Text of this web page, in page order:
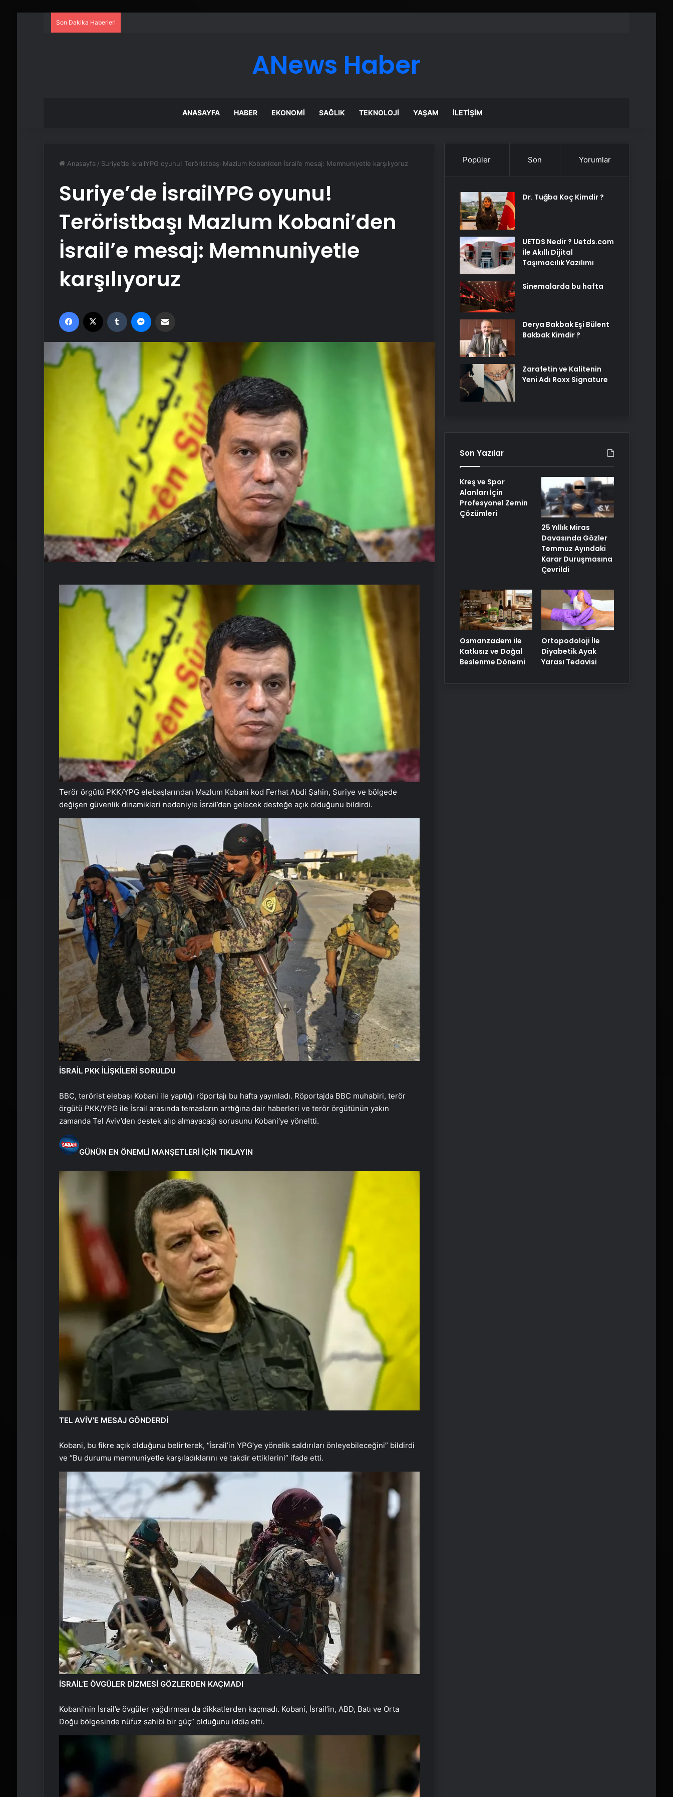
Son Dakika Haberleri
ANews Haber
ANASAYFA HABER EKONOMI SAĞLIK TEKNOLOJI YAŞAM İLETIŞIM
Anasayfa / Suriye’de İsrailYPG oyunu! Teröristbaşı Mazlum Kobani’den İsrail’e mesaj: Memnuniyetle karşılıyoruz
Suriye’de İsrailYPG oyunu!
Teröristbaşı Mazlum Kobani’den
İsrail’e mesaj: Memnuniyetle
karşılıyoruz
Facebook Tumblr
Terör örgütü PKK/YPG elebaşlarından Mazlum Kobani kod Ferhat Abdi Şahin, Suriye ve bölgede
değişen güvenlik dinamikleri nedeniyle İsrail’den gelecek desteğe açık olduğunu bildirdi.
İSRAİL PKK İLİŞKİLERİ SORULDU
BBC, terörist elebaşı Kobani ile yaptığı röportajı bu hafta yayınladı. Röportajda BBC muhabiri, terör
örgütü PKK/YPG ile İsrail arasında temasların arttığına dair haberleri ve terör örgütünün yakın
zamanda Tel Aviv’den destek alıp almayacağı sorusunu Kobani’ye yöneltti.
GÜNÜN EN ÖNEMLİ MANŞETLERİ İÇİN TIKLAYIN
TEL AVİV’E MESAJ GÖNDERDİ
Kobani, bu fikre açık olduğunu belirterek, “İsrail’in YPG’ye yönelik saldırıları önleyebileceğini” bildirdi
ve “Bu durumu memnuniyetle karşıladıklarını ve takdir ettiklerini” ifade etti.
İSRAİL’E ÖVGÜLER DİZMESİ GÖZLERDEN KAÇMADI
Kobani’nin İsrail’e övgüler yağdırması da dikkatlerden kaçmadı. Kobani, İsrail’in, ABD, Batı ve Orta
Doğu bölgesinde nüfuz sahibi bir güç” olduğunu iddia etti.
Popüler Son Yorumlar
Dr. Tuğba Koç Kimdir ?
UETDS Nedir ? Uetds.com
İle Akıllı Dijital
Taşımacılık Yazılımı
Sinemalarda bu hafta
Derya Bakbak Eşi Bülent
Bakbak Kimdir ?
Zarafetin ve Kalitenin
Yeni Adı Roxx Signature
Son Yazılar
Kreş ve Spor
Alanları İçin
Profesyonel Zemin
Çözümleri
25 Yıllık Miras
Davasında Gözler
Temmuz Ayındaki
Karar Duruşmasına
Çevrildi
Osmanzadem ile
Katkısız ve Doğal
Beslenme Dönemi
Ortopodoloji İle
Diyabetik Ayak
Yarası Tedavisi